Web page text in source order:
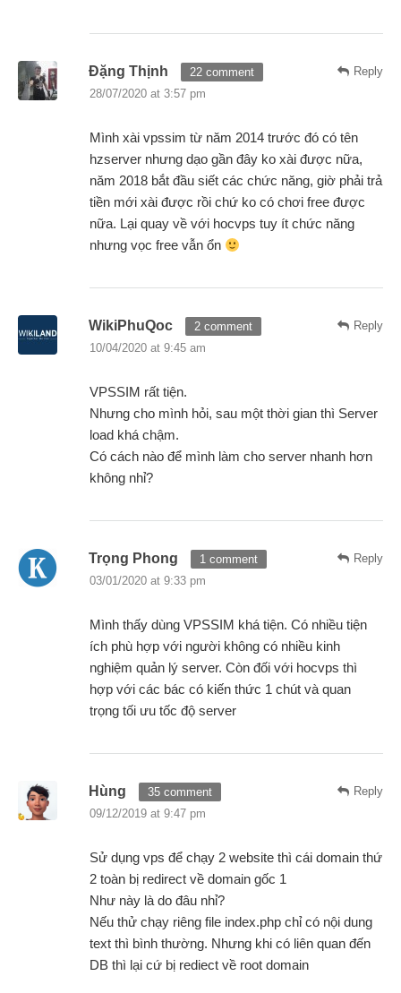
Reply
Đặng Thịnh
22 comment
28/07/2020 at 3:57 pm
Mình xài vpssim từ năm 2014 trước đó có tên
hzserver nhưng dạo gần đây ko xài được nữa,
năm 2018 bắt đầu siết các chức năng, giờ phải trả
tiền mới xài được rồi chứ ko có chơi free được
nữa. Lại quay về với hocvps tuy ít chức năng
nhưng vọc free vẫn ổn
Reply
WikiPhuQoc
2 comment
10/04/2020 at 9:45 am
VPSSIM rất tiện.
Nhưng cho mình hỏi, sau một thời gian thì Server
load khá chậm.
Có cách nào để mình làm cho server nhanh hơn
không nhỉ?
Reply
Trọng Phong
1 comment
03/01/2020 at 9:33 pm
Mình thấy dùng VPSSIM khá tiện. Có nhiều tiện
ích phù hợp với người không có nhiều kinh
nghiệm quản lý server. Còn đối với hocvps thì
hợp với các bác có kiến thức 1 chút và quan
trọng tối ưu tốc độ server
Reply
Hùng
35 comment
09/12/2019 at 9:47 pm
Sử dụng vps để chạy 2 website thì cái domain thứ
2 toàn bị redirect về domain gốc 1
Như này là do đâu nhỉ?
Nếu thử chạy riêng file index.php chỉ có nội dung
text thì bình thường. Nhưng khi có liên quan đến
DB thì lại cứ bị rediect về root domain